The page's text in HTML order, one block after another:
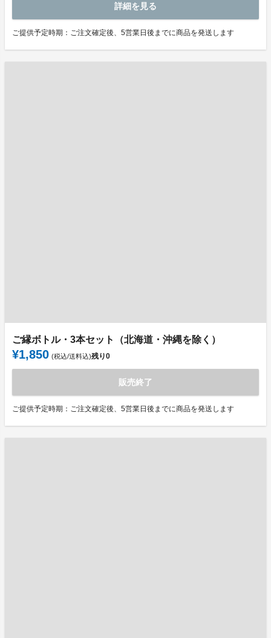
詳細を見る
ご提供予定時期：ご注文確定後、5営業日後までに商品を発送します
ご縁ボトル・3本セット（北海道・沖縄を除く）
¥1,850 (税込/送料込)残り0
販売終了
ご提供予定時期：ご注文確定後、5営業日後までに商品を発送します